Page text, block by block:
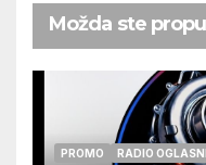
Možda ste
PROMO RADIO